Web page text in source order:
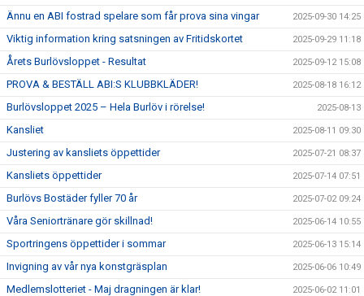
Ännu en ABI fostrad spelare som får prova sina vingar 2025-09-30 14:25
Viktig information kring satsningen av Fritidskortet 2025-09-29 11:18
Årets Burlövsloppet - Resultat 2025-09-12 15:08
PROVA & BESTÄLL ABI:S KLUBBKLÄDER! 2025-08-18 16:12
Burlövsloppet 2025 – Hela Burlöv i rörelse! 2025-08-13
Kansliet 2025-08-11 09:30
Justering av kansliets öppettider 2025-07-21 08:37
Kansliets öppettider 2025-07-14 07:51
Burlövs Bostäder fyller 70 år 2025-07-02 09:24
Våra Seniortränare gör skillnad! 2025-06-14 10:55
Sportringens öppettider i sommar 2025-06-13 15:14
Invigning av vår nya konstgräsplan 2025-06-06 10:49
Medlemslotteriet - Maj dragningen är klar! 2025-06-02 11:01